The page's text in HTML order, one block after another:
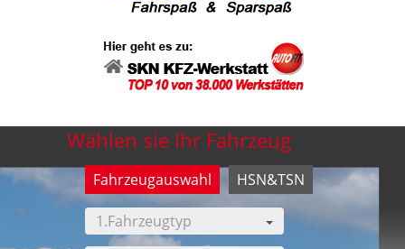
Wählen sie Ihr Fahrzeug
Fahrzeugauswahl HSN&TSN
1.Fahrzeugtyp